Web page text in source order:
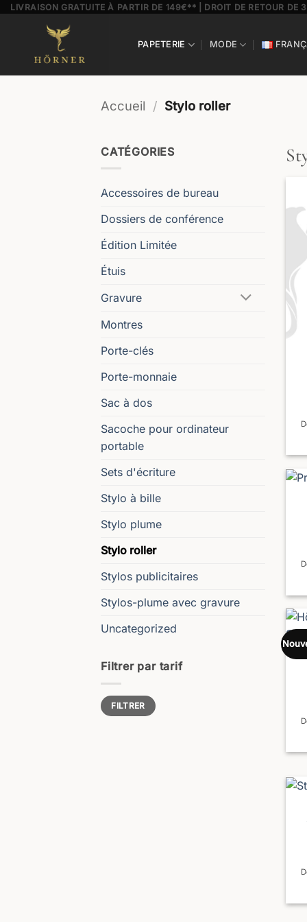
Passer
LIVRAISON GRATUITE À PARTIR DE 149€** | DROIT DE RETOUR
PAPETERIE MODE
Accueil / Stylo roller
CATÉGORIES
Accessoires de bureau
Dossiers de conférence
Édition Limitée
Étuis
Gravure
Montres
Porte-clés
Porte-monnaie
Sac à dos
Sacoche pour ordinateur
portable
Sets d'écriture
Stylo à bille
Stylo plume
Stylo roller
Stylos publicitaires
Stylos-plume avec gravure
Uncategorized
Filtrer par tarif
Prix
min
Prix
maxFILTRER